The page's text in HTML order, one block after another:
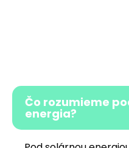
Čo rozumieme
energia?